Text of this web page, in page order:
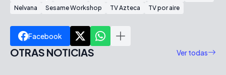
Nelvana
Sesame Workshop TV Azteca TV por aire
Facebook
OTRAS NOTICIAS Ver todas